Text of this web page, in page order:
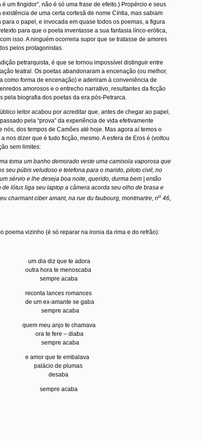
um fingidor”, não é só uma frase de efeito.) Propércio e seus
existência de uma certa cortesã de nome Cíntia, mas sabiam
para o papel, e invocada em quase todos os poemas, a figura
para que o poeta inventasse a sua fantasia lírico-erótica,
isso. A ninguém ocorreria supor que se tratasse de amores
pelos protagonistas.
petrarquista, é que se tornou impossível distinguir entre
teatral. Os poetas abandonaram a encenação (ou melhor,
como forma de encenação) e aderiram à conveniência de
amorosos e o entrecho narrativo, resultantes da ficção
pela biografia dos poetas da era pós-Petrarca.
leitor acabou por acreditar que, antes de chegar ao papel,
pela “prova” da experiência de vida efetivamente
nós, dos tempos de Camões até hoje. Mas agora aí temos o
a nos dizer que é tudo ficção, mesmo. A esfera de Eros é (voltou
sem limites:
toma um banho demorado veste uma camisola vaporosa que
seu púbis veludoso e telefona para o marido, piloto civil, no
sérvio e lhe deseja boa noite, querido, durma bem | então
lótus liga seu laptop a câmera acorda seu olho de brasa e
charmant ciber amant, na rue du faubourg, montmartre, no 46,
poema vizinho (é só reparar na ironia da rima e do refrão):
um dia diz que te adora
outra hora te menoscaba
sempre acaba
reconta lances romances
de um ex-amante se gaba
sempre acaba
quem meu anjo te chamava
ora te fere – diaba
sempre acaba
e amor que te embalava
palácio de plumas
desaba
sempre acaba